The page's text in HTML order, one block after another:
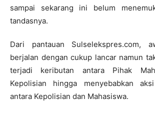
sampai sekarang ini belum
tandasnya.
Dari pantauan Sulselekspres.com,
berjalan dengan cukup lancar namun
terjadi keributan antara Pihak
Kepolisian hingga menyebabkan
antara Kepolisian dan Mahasiswa.